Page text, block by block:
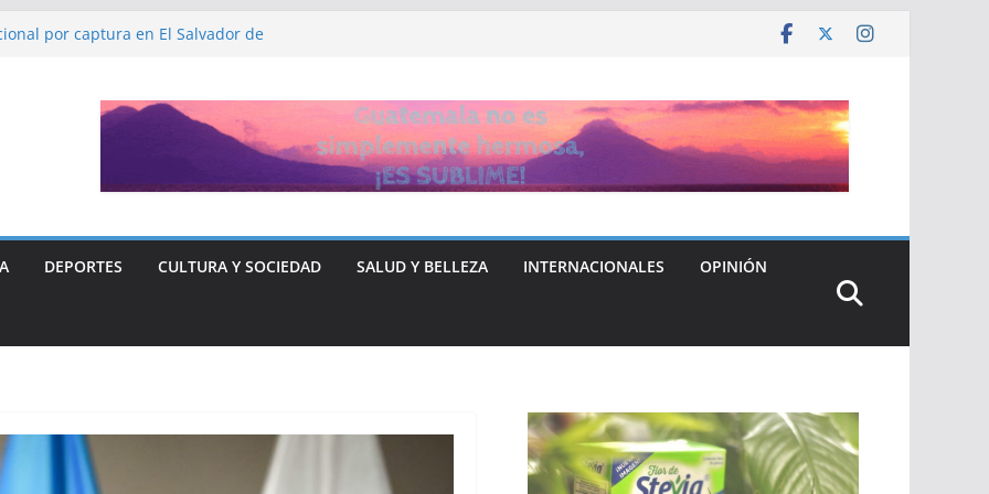
por captura en El Salvador de
y Libre “no quieren entregar el poder” y
ante Donald Trump
de fiscalía que busca investigar a
para el periodista José Rubén Zamora
DEPORTES CULTURA Y SOCIEDAD SALUD Y BELLEZA INTERNACIONALES OPINIÓN